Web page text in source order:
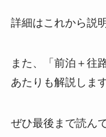
詳細はこれから説
また、「前泊＋往
あたりも解説します
ぜひ最後まで読ん